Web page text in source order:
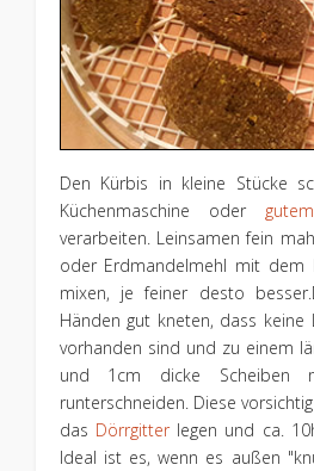
Den Kürbis in kleine Stücke
Küchenmaschine oder
verarbeiten. Leinsamen fein
oder Erdmandelmehl mit dem
mixen, je feiner desto
Händen gut kneten, dass keine
vorhanden sind und zu einem
und 1cm dicke Scheiben
runterschneiden. Diese
das Dörrgitterlegen und ca.
Ideal ist es, wenn es außen